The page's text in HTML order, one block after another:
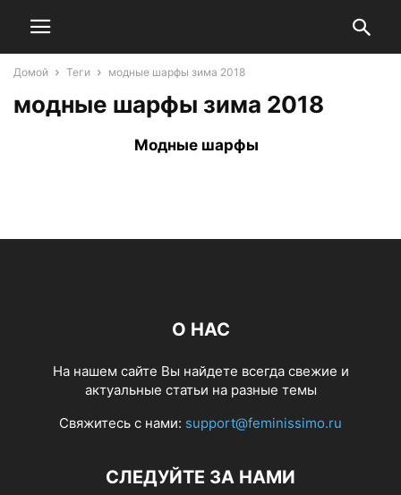
Домой Теги модные шарфы зима 2018
модные шарфы зима 2018
Модные шарфы
О НАС
На нашем сайте Вы найдете всегда свежие и
актуальные статьи на разные темы
Свяжитесь с нами: support@feminissimo.ru
СЛЕДУЙТЕ ЗА НАМИ